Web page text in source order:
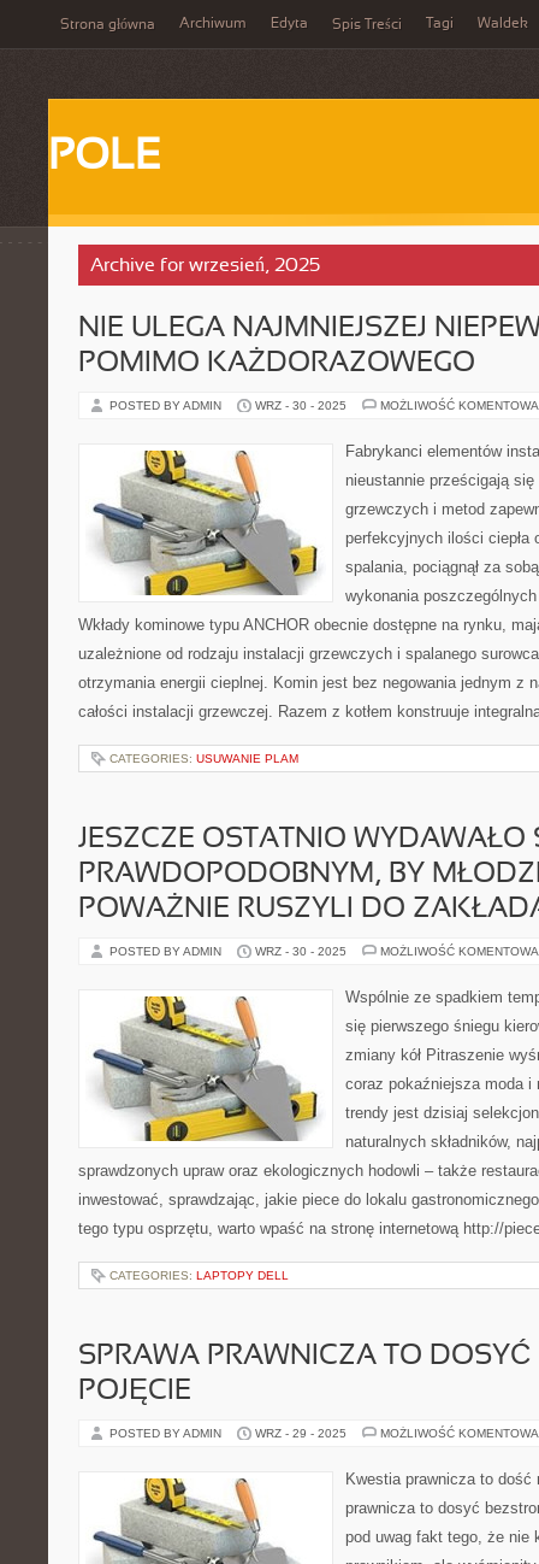
Strona główna Archiwum Edyta Spis Treści Tagi Waldek
POLE
Archive for wrzesień, 2025
NIE ULEGA NAJMNIEJSZEJ
POMIMO KAŻDORAZOWEGO
POSTED BY ADMIN WRZ - 30 - 2025 MOŻLIWOŚĆ
Fabrykanci elementów
nieustannie prześcigają
grzewczych i metod
perfekcyjnych ilości ciepła
spalania, pociągnął za
wykonania
Wkłady kominowe typu ANCHOR obecnie dostępne na rynku,
uzależnione od rodzaju instalacji grzewczych i spalanego
otrzymania energii cieplnej. Komin jest bez negowania jednym z
całości instalacji grzewczej. Razem z kotłem konstruuje
CATEGORIES: USUWANIE PLAM
JESZCZE OSTATNIO WYDAWAŁO
PRAWDOPODOBNYM, BY
POWAŻNIE RUSZYLI DO
POSTED BY ADMIN WRZ - 30 - 2025 MOŻLIWOŚĆ
Wspólnie ze spadkiem
się pierwszego śniegu
zmiany kół Pitraszenie
coraz pokaźniejsza moda i
trendy jest dzisiaj
naturalnych składników,
sprawdzonych upraw oraz ekologicznych hodowli – także
inwestować, sprawdzając, jakie piece do lokalu
tego typu osprzętu, warto wpaść na stronę internetową http://
CATEGORIES: LAPTOPY DELL
SPRAWA PRAWNICZA TO DOSYĆ
POJĘCIE
POSTED BY ADMIN WRZ - 29 - 2025 MOŻLIWOŚĆ
Kwestia prawnicza to
prawnicza to dosyć
pod uwag fakt tego, że nie